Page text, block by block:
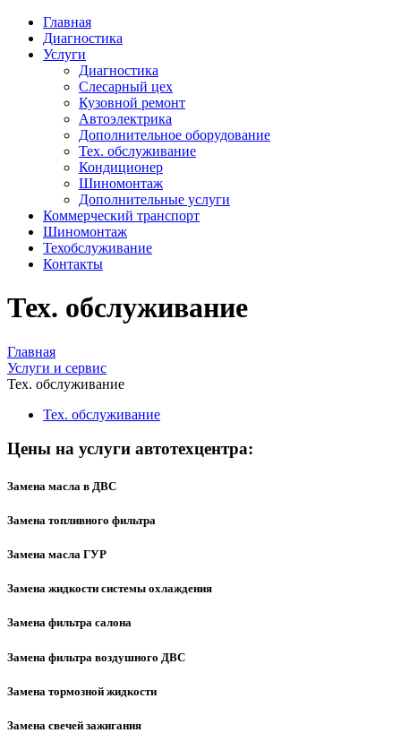
Главная
Диагностика
Услуги
Диагностика
Слесарный цех
Кузовной ремонт
Автоэлектрика
Дополнительное оборудование
Тех. обслуживание
Кондиционер
Шиномонтаж
Дополнительные услуги
Коммерческий транспорт
Шиномонтаж
Техобслуживание
Контакты
Тех. обслуживание
Главная
Услуги и сервис
Тех. обслуживание
Тех. обслуживание
Цены на услуги автотехцентра:
Замена масла в ДВС
Замена топливного фильтра
Замена масла ГУР
Замена жидкости системы охлаждения
Замена фильтра салона
Замена фильтра воздушного ДВС
Замена тормозной жидкости
Замена свечей зажигания